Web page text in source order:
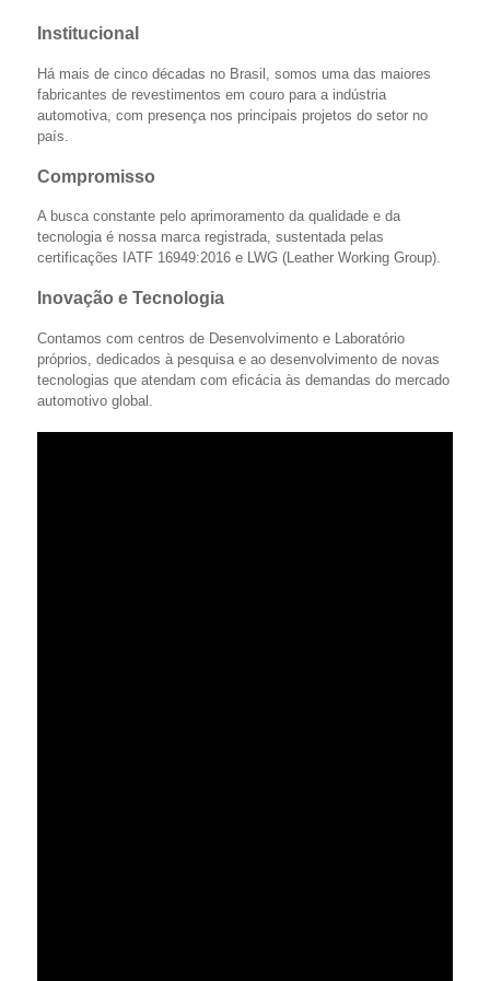
Institucional
Há mais de cinco décadas no Brasil, somos uma das maiores
fabricantes de revestimentos em couro para a indústria
automotiva, com presença nos principais projetos do setor no
país.
Compromisso
A busca constante pelo aprimoramento da qualidade e da
tecnologia é nossa marca registrada, sustentada pelas
certificações IATF 16949:2016 e LWG (Leather Working Group).
Inovação e Tecnologia
Contamos com centros de Desenvolvimento e Laboratório
próprios, dedicados à pesquisa e ao desenvolvimento de novas
tecnologias que atendam com eficácia às demandas do mercado
automotivo global.